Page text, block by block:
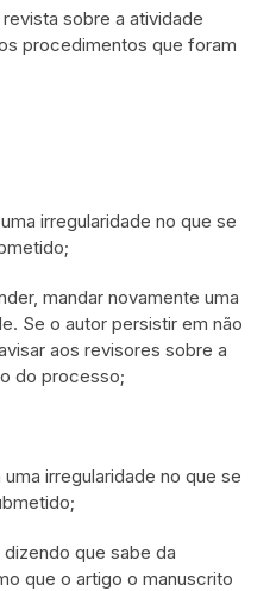
sobre a atividade
procedimentos que foram
irregularidade no que se
mandar novamente uma
Se o autor persistir em não
aos revisores sobre a
do processo;
uma irregularidade no que se
que sabe da
que o artigo o manuscrito